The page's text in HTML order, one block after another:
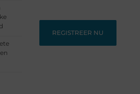
REGISTREER NU